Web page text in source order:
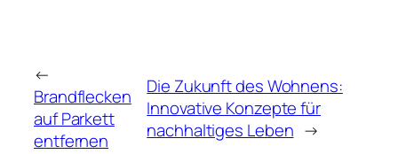
←
Brandflecken
auf Parkett
entfernen
Die Zukunft des Wohnens:
Innovative Konzepte für
nachhaltiges Leben →